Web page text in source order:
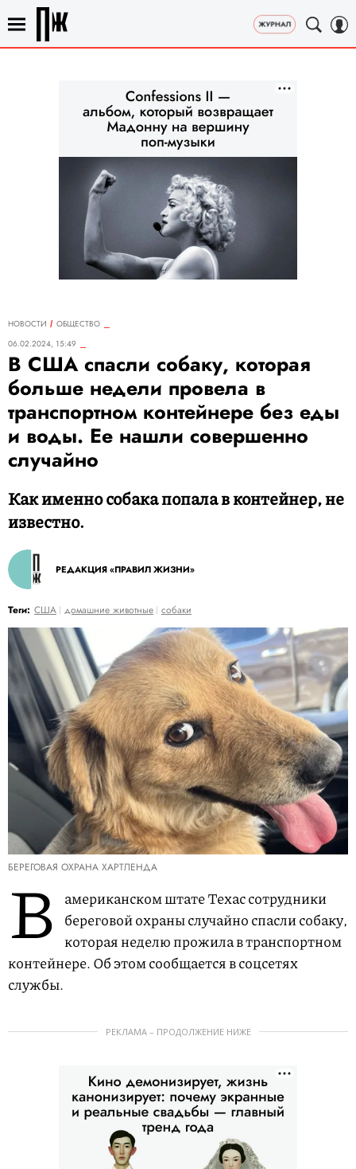
НОВОСТИ
ОБЩЕСТВО
06.02.2024, 15:49
В США спасли собаку, которая
больше недели провела в
транспортном контейнере без еды
и воды. Ее нашли совершенно
случайно
Как именно собака попала в контейнер, не
известно.
РЕДАКЦИЯ «ПРАВИЛ ЖИЗНИ»
Теги: США домашние животные собаки
БЕРЕГОВАЯ ОХРАНА ХАРТЛЕНДА
В
американском штате Техас сотрудники
береговой охраны случайно спасли собаку,
которая неделю прожила в транспортном
контейнере. Об этом сообщается в соцсетях
службы.
РЕКЛАМА – ПРОДОЛЖЕНИЕ НИЖЕ